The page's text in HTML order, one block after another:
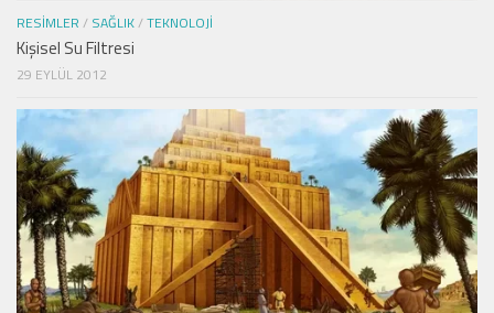
RESIMLER / SAĞLIK/TEKNOLOJI
Kişisel Su Filtresi
29 EYLÜL 2012